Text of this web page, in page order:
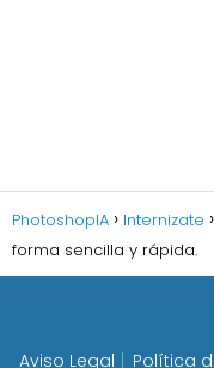
PhotoshopIA Internizate
forma sencilla y rápida.
Aviso Legal Política